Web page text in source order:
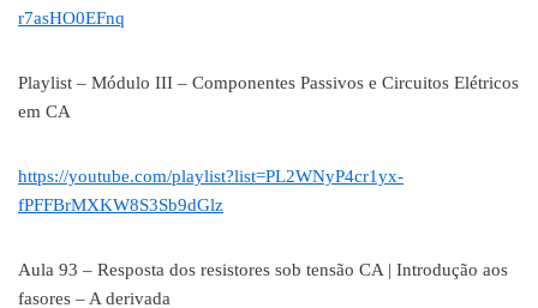
r7asHO0EFnq
Playlist – Módulo III – Componentes Passivos e Circuitos Elétricos
em CA
https://youtube.com/playlist?list=PL2WNyP4cr1yx-
fPFFBrMXKW8S3Sb9dGlz
Aula 93 – Resposta dos resistores sob tensão CA | Introdução aos
fasores – A derivada